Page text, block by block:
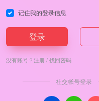
记住我的登录信息
登录
没有账号？注册/找回密码
社交帐号登录